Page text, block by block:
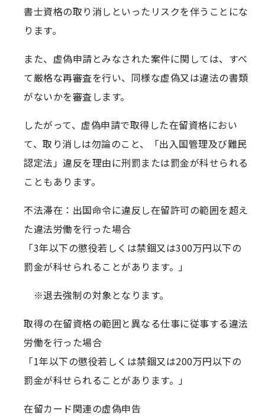
書士資格の取り消しといったリスクを伴うことにな
ります。
また、虚偽申請とみなされた案件に関しては、すべ
て厳格な再審査を行い、同様な虚偽又は違法の書類
がないかを審査します。
したがって、虚偽申請で取得した在留資格におい
て、取り消しは勿論のこと、「出入国管理及び難民
認定法」違反を理由に刑罰または罰金が科せられる
こともあります。
不法滞在：出国命令に違反し在留許可の範囲を超え
た違法労働を行った場合
「3年以下の懲役若しくは禁錮又は300万円以下の
罰金が科せられることがあります。」
※退去強制の対象となります。
取得の在留資格の範囲と異なる仕事に従事する違法
労働を行った場合
「1年以下の懲役若しくは禁錮又は200万円以下の
罰金が科せられることがあります。」
在留カード関連の虚偽申告